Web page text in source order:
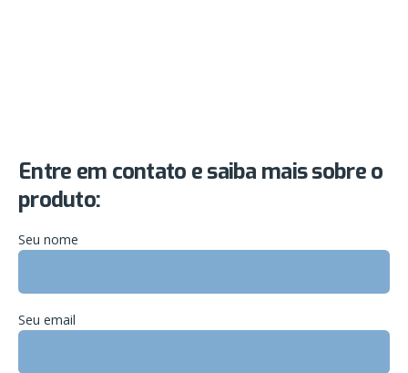
Entre em contato e saiba mais sobre o
produto:
Seu nome
Seu email